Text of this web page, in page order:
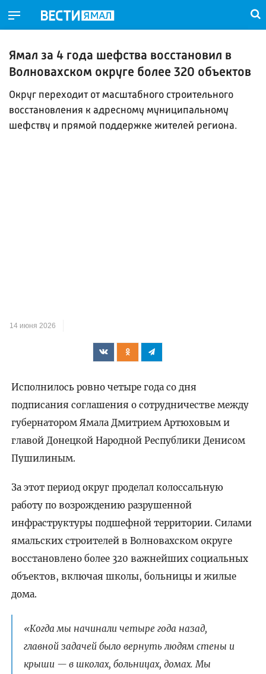
Ямал за 4 года шефства восстановил в
Волновахском округе более 320 объектов
Округ переходит от масштабного строительного
восстановления к адресному муниципальному
шефству и прямой поддержке жителей региона.
14 июня 2026
Исполнилось ровно четыре года со дня
подписания соглашения о сотрудничестве между
губернатором Ямала Дмитрием Артюховым и
главой Донецкой Народной Республики Денисом
Пушилиным.
За этот период округ проделал колоссальную
работу по возрождению разрушенной
инфраструктуры подшефной территории. Силами
ямальских строителей в Волновахском округе
восстановлено более 320 важнейших социальных
объектов, включая школы, больницы и жилые
дома.
«Когда мы начинали четыре года назад,
главной задачей было вернуть людям стены и
крыши — в школах, больницах, домах. Мы